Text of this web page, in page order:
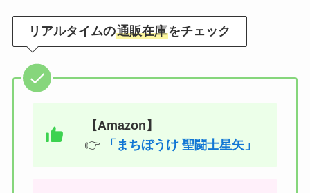
リアルタイムの通販在庫をチェック
【Amazon】
👉
「まちぼうけ 聖闘士星矢」